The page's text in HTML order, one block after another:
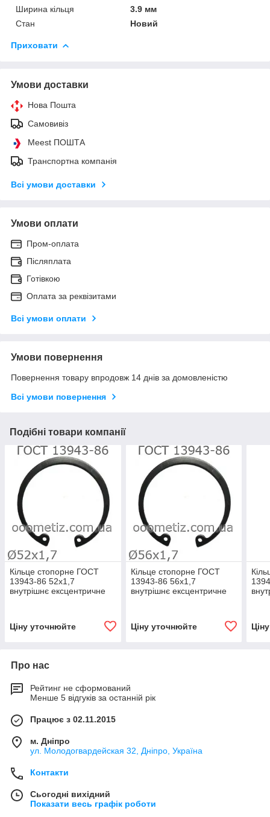
Ширина кільця
3.9 мм
Стан
Новий
Приховати
Умови доставки
Нова Пошта
Самовивіз
Meest ПОШТА
Транспортна компанія
Всі умови доставки
Умови оплати
Пром-оплата
Післяплата
Готівкою
Оплата за реквізитами
Всі умови оплати
Умови повернення
Повернення товару впродовж 14 днів за домовленістю
Всі умови повернення
Подібні товари компанії
Кільце стопорне ГОСТ
13943-86 52х1,7
внутрішнє ексцентричне
Ціну уточнюйте
Кільце стопорне ГОСТ
13943-86 56х1,7
внутрішнє ексцентричне
Ціну уточнюйте
Про нас
Рейтинг не сформований
Менше 5 відгуків за останній рік
Працює з 02.11.2015
м. Дніпро
ул. Молодогвардейская 32, Дніпро, Україна
Контакти
Сьогодні вихідний
Показати весь графік роботи